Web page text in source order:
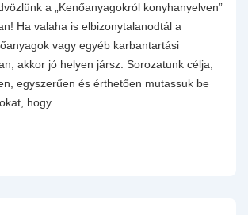
a „Kenőanyagokról konyhanyelven”
Ha valaha is elbizonytalanodtál a
vagy egyéb karbantartási
akkor jó helyen jársz. Sorozatunk célja,
egyszerűen és érthetően mutassuk be
hogy …